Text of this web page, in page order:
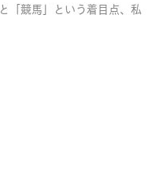
「競馬」という着目点、私